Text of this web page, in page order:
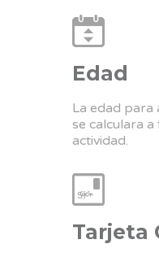
Edad
La edad para
se calculara a
actividad.
Tarjeta